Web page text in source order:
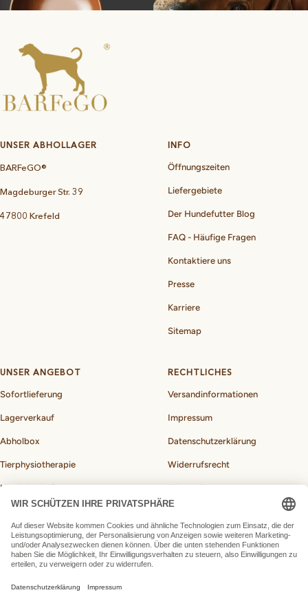
UNSER ABHOLLAGER
BARFeGO®
Magdeburger Str. 39
47800 Krefeld
INFO
Öffnungszeiten
Liefergebiete
Der Hundefutter Blog
FAQ - Häufige Fragen
Kontaktiere uns
Presse
Karriere
Sitemap
UNSER ANGEBOT
Sofortlieferung
Lagerverkauf
Abholbox
Tierphysiotherapie
Hundebedarf
RECHTLICHES
Versandinformationen
Impressum
Datenschutzerklärung
Widerrufsrecht
Allgemeine
Geschäftsbedingungen
Vertrag widerrufen
Deutschland (EUR €)